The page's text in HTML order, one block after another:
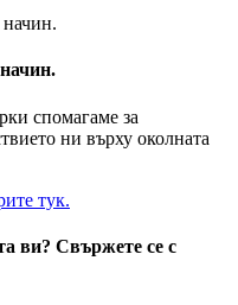
спомагаме за
ни върху околната
тук.
ви? Свържете се с